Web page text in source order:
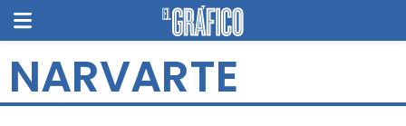
NARVARTE